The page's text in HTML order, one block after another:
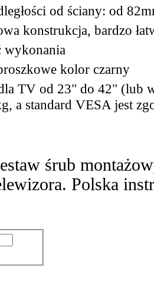
od ściany: od
konstrukcja, bardzo
wykonania
kolor czarny
TV od 23" do 42" (lub
a standard VESA jest
śrub
Polska